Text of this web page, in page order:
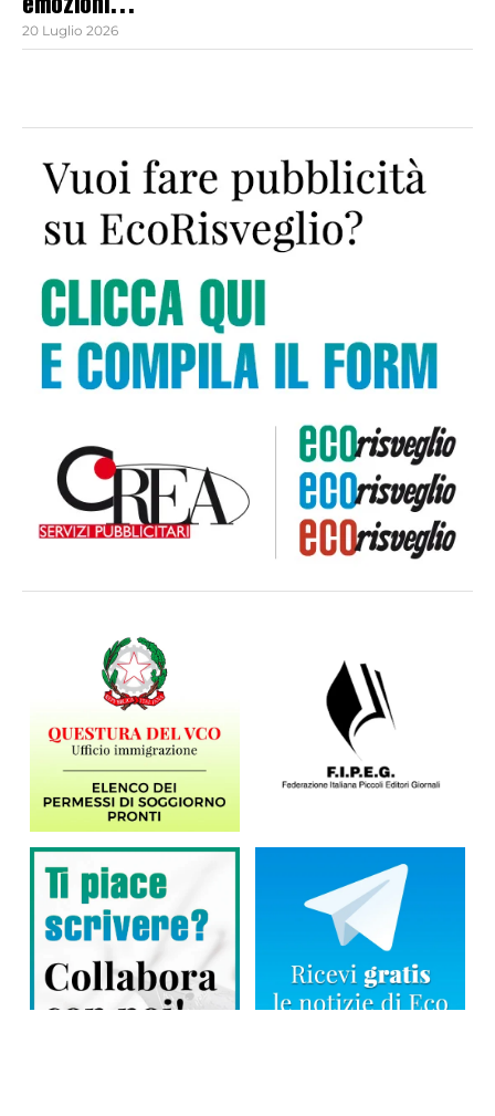
emozioni…
20 Luglio 2026